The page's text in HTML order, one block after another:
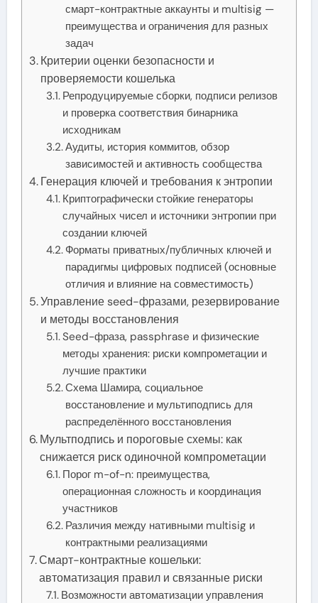
смарт-контрактные аккаунты и multisig —
преимущества и ограничения для разных
задач
Критерии оценки безопасности и
проверяемости кошелька
Репродуцируемые сборки, подписи релизов
и проверка соответствия бинарника
исходникам
Аудиты, история коммитов, обзор
зависимостей и активность сообщества
Генерация ключей и требования к энтропии
Криптографически стойкие генераторы
случайных чисел и источники энтропии при
создании ключей
Форматы приватных/публичных ключей и
парадигмы цифровых подписей (основные
отличия и влияние на совместимость)
Управление seed-фразами, резервирование
и методы восстановления
Seed-фраза, passphrase и физические
методы хранения: риски компрометации и
лучшие практики
Схема Шамира, социальное
восстановление и мультиподпись для
распределённого восстановления
Мультподпись и пороговые схемы: как
снижается риск одиночной компрометации
Порог m-of-n: преимущества,
операционная сложность и координация
участников
Различия между нативными multisig и
контрактными реализациями
Смарт-контрактные кошельки:
автоматизация правил и связанные риски
Возможности автоматизации управления